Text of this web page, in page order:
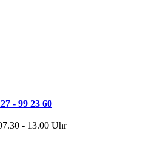
- 99 23 60
- 13.00 Uhr